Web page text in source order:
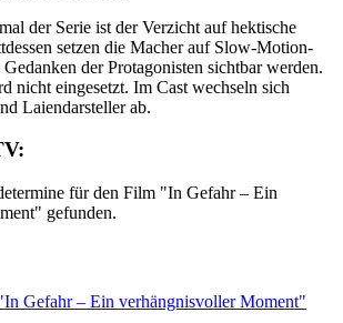
der Serie ist der Verzicht auf hektische
setzen die Macher auf Slow-Motion-
der Protagonisten sichtbar werden.
nicht eingesetzt. Im Cast wechseln sich
Laiendarsteller ab.
für den Film "In Gefahr – Ein
gefunden.
Gefahr – Ein verhängnisvoller Moment"